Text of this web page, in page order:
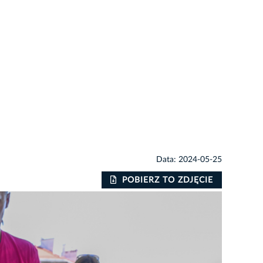
Data: 2024-05-25
POBIERZ TO ZDJĘCIE